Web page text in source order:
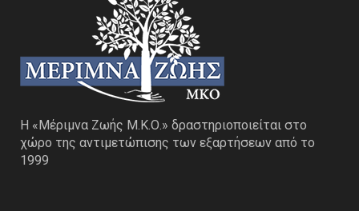
Η «Μέριμνα Ζωής Μ.Κ.Ο.» δραστηριοποιείται στο
χώρο της αντιμετώπισης των εξαρτήσεων από το
1999